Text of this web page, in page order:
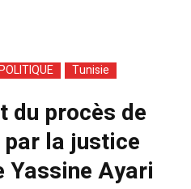
Tunisie
du procès de
la justice
Ayari